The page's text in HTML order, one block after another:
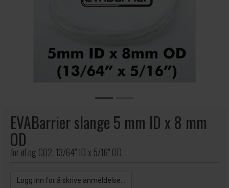
EVABarrier slange 5 mm ID x 8 mm
OD
for øl og CO2. 13/64" ID x 5/16" OD
Logg inn for å skrive anmeldelse...